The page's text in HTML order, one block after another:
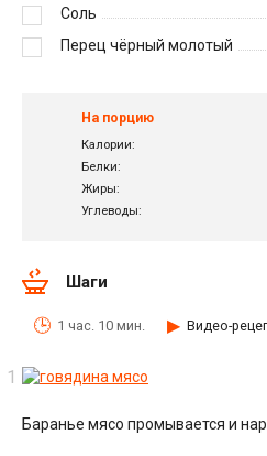
Соль
Перец чёрный молотый
На порцию
Калории:
Белки:
Жиры:
Углеводы:
Шаги
1 час. 10 мин. Видео-
Баранье мясо промывается и